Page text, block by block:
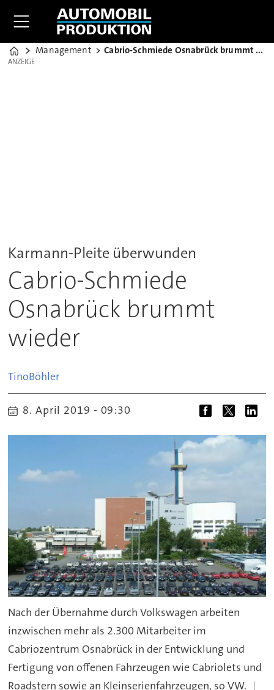
Home
Management Cabrio-Schmiede Osnabrück brummt wieder
ANZEIGE
ANZEIGE
Karmann-Pleite überwunden
Cabrio-Schmiede
Osnabrück brummt
wieder
TinoBöhler
8. April 2019 - 09:30
Nach der Übernahme durch Volkswagen arbeiten
inzwischen mehr als 2.300 Mitarbeiter im
Cabriozentrum Osnabrück in der Entwicklung und
Fertigung von offenen Fahrzeugen wie Cabriolets und
Roadstern sowie an Kleinserienfahrzeugen, so VW.